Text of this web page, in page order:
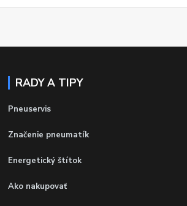
RADY A TIPY
Pneuservis
Značenie pneumatík
Energetický štítok
Ako nakupovať